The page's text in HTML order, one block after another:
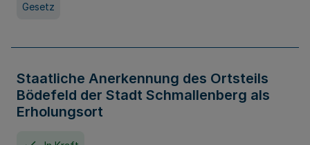
Gesetz
Staatliche Anerkennung des Ortsteils
Bödefeld der Stadt Schmallenberg als
Erholungsort